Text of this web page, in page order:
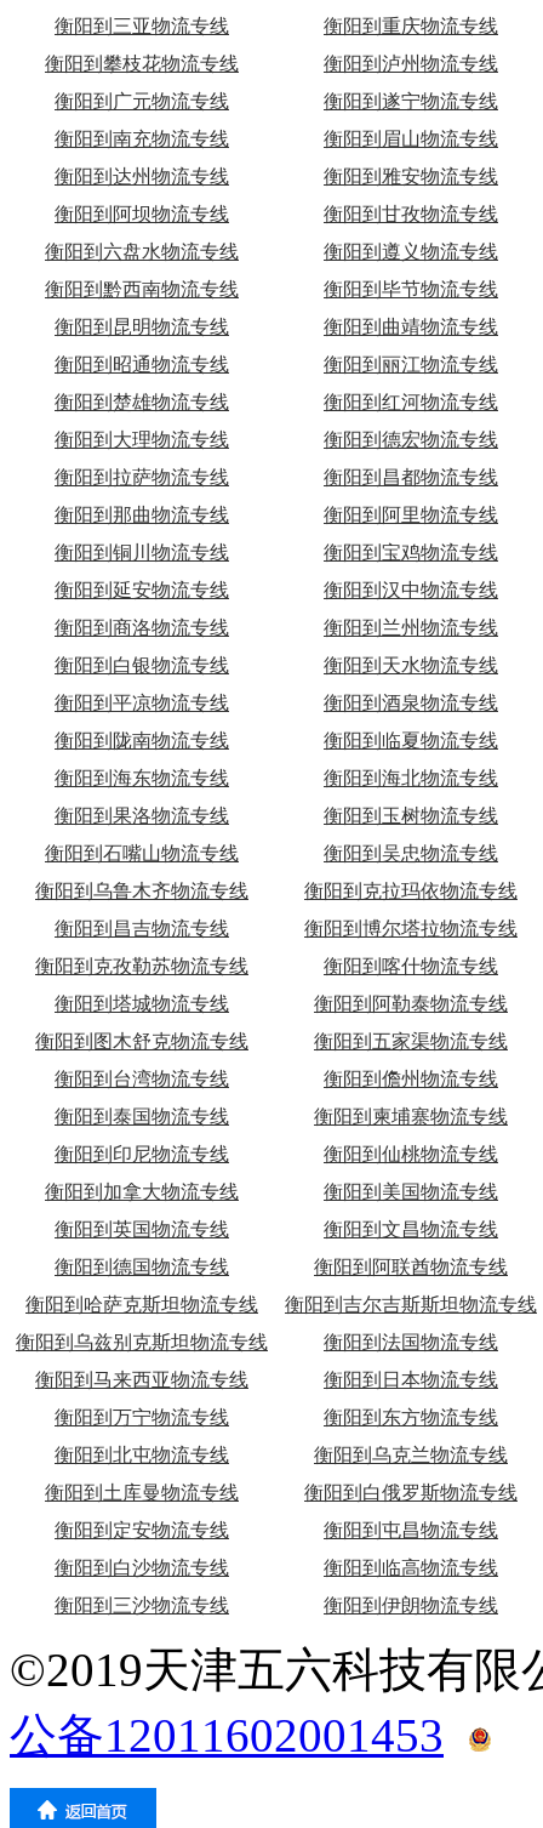
衡阳到三亚物流专线
衡阳到重庆物流专线
衡阳到攀枝花物流专线
衡阳到泸州物流专线
衡阳到广元物流专线
衡阳到遂宁物流专线
衡阳到南充物流专线
衡阳到眉山物流专线
衡阳到达州物流专线
衡阳到雅安物流专线
衡阳到阿坝物流专线
衡阳到甘孜物流专线
衡阳到六盘水物流专线
衡阳到遵义物流专线
衡阳到黔西南物流专线
衡阳到毕节物流专线
衡阳到昆明物流专线
衡阳到曲靖物流专线
衡阳到昭通物流专线
衡阳到丽江物流专线
衡阳到楚雄物流专线
衡阳到红河物流专线
衡阳到大理物流专线
衡阳到德宏物流专线
衡阳到拉萨物流专线
衡阳到昌都物流专线
衡阳到那曲物流专线
衡阳到阿里物流专线
衡阳到铜川物流专线
衡阳到宝鸡物流专线
衡阳到延安物流专线
衡阳到汉中物流专线
衡阳到商洛物流专线
衡阳到兰州物流专线
衡阳到白银物流专线
衡阳到天水物流专线
衡阳到平凉物流专线
衡阳到酒泉物流专线
衡阳到陇南物流专线
衡阳到临夏物流专线
衡阳到海东物流专线
衡阳到海北物流专线
衡阳到果洛物流专线
衡阳到玉树物流专线
衡阳到石嘴山物流专线
衡阳到吴忠物流专线
衡阳到乌鲁木齐物流专线
衡阳到克拉玛依物流专线
衡阳到昌吉物流专线
衡阳到博尔塔拉物流专线
衡阳到克孜勒苏物流专线
衡阳到喀什物流专线
衡阳到塔城物流专线
衡阳到阿勒泰物流专线
衡阳到图木舒克物流专线
衡阳到五家渠物流专线
衡阳到台湾物流专线
衡阳到儋州物流专线
衡阳到泰国物流专线
衡阳到柬埔寨物流专线
衡阳到印尼物流专线
衡阳到仙桃物流专线
衡阳到加拿大物流专线
衡阳到美国物流专线
衡阳到英国物流专线
衡阳到文昌物流专线
衡阳到德国物流专线
衡阳到阿联酋物流专线
衡阳到哈萨克斯坦物流专线
衡阳到吉尔吉斯斯坦物流专线
衡阳到乌兹别克斯坦物流专线
衡阳到法国物流专线
衡阳到马来西亚物流专线
衡阳到日本物流专线
衡阳到万宁物流专线
衡阳到东方物流专线
衡阳到北屯物流专线
衡阳到乌克兰物流专线
衡阳到土库曼物流专线
衡阳到白俄罗斯物流专线
衡阳到定安物流专线
衡阳到屯昌物流专线
衡阳到白沙物流专线
衡阳到临高物流专线
衡阳到三沙物流专线
衡阳到伊朗物流专线
©2019天津五六科技有
公备12011602001453